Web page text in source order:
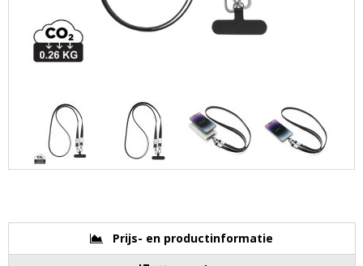
Prijs- en productinformatie